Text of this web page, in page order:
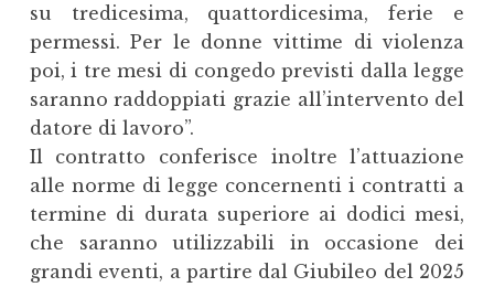
su tredicesima, quattordicesima, ferie e
permessi. Per le donne vittime di violenza
poi, i tre mesi di congedo previsti dalla legge
saranno raddoppiati grazie all’intervento del
datore di lavoro”.
Il contratto conferisce inoltre l’attuazione
alle norme di legge concernenti i contratti a
termine di durata superiore ai dodici mesi,
che saranno utilizzabili in occasione dei
grandi eventi, a partire dal Giubileo del 2025